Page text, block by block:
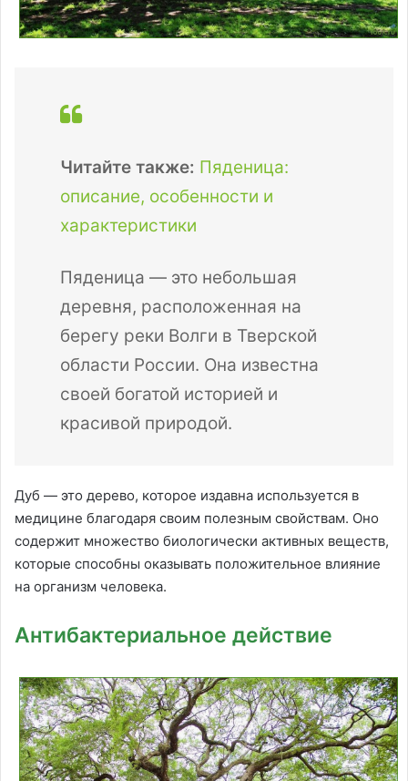
Читайте также: Пяденица:
описание, особенности и
характеристики
Пяденица — это небольшая
деревня, расположенная на
берегу реки Волги в Тверской
области России. Она известна
своей богатой историей и
красивой природой.
Дуб — это дерево, которое издавна используется в
медицине благодаря своим полезным свойствам. Оно
содержит множество биологически активных веществ,
которые способны оказывать положительное влияние
на организм человека.
Антибактериальное действие